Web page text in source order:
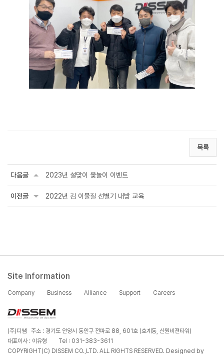
목록
다음글 2023년 설맞이 윷놀이 이벤트
이전글 2022년 김 이물질 선별기 내방 교육
Site Information
Company Business Alliance Support Careers
(주)디쌤 주소 : 경기도 안양시 동안구 전파로 88, 601호 (호계동, 신원비젼타워)
대표이사 : 이유형
Tel : 031-383-3611
COPYRIGHT(C) DISSEM CO.,LTD. ALL RIGHTS RESERVED. Designed by